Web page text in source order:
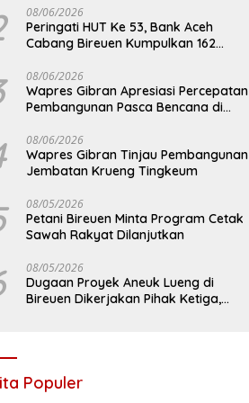
08/06/2026
Peringati HUT Ke 53, Bank Aceh
Cabang Bireuen Kumpulkan 162
08/06/2026
Wapres Gibran Apresiasi Percepatan
Pembangunan Pasca Bencana di
08/06/2026
Wapres Gibran Tinjau Pembangunan
Jembatan Krueng Tingkeum
08/05/2026
Petani Bireuen Minta Program Cetak
Sawah Rakyat Dilanjutkan
08/05/2026
Dugaan Proyek Aneuk Lueng di
Bireuen Dikerjakan Pihak Ketiga,
Populer